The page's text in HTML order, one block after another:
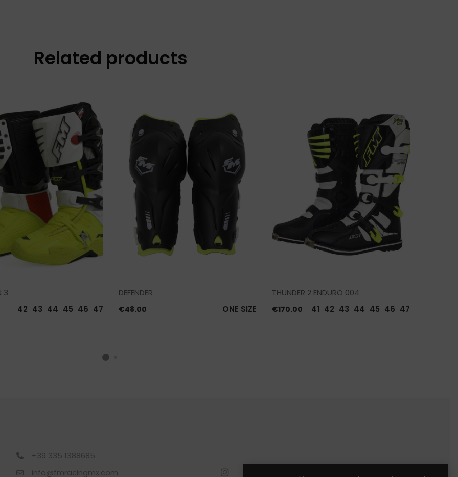
Related products
3
42 43 44 45 46 47
DEFENDER
€48.00 ONE SIZE
THUNDER 2 ENDURO 004
€170.00 41 42 43 44 45 46 47
+39 335 1388685
info@fmracingmx.com